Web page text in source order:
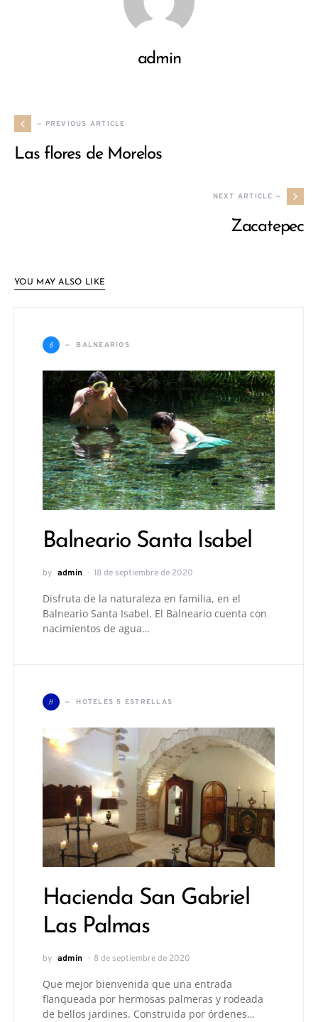
admin
— PREVIOUS ARTICLE
Las flores de Morelos
NEXT ARTICLE —
Zacatepec
YOU MAY ALSO LIKE
B BALNEARIOS
Balneario Santa Isabel
by admin 18 de septiembre de 2020
Disfruta de la naturaleza en familia, en el
Balneario Santa Isabel. El Balneario cuenta con
nacimientos de agua…
H HOTELES 5 ESTRELLAS
Hacienda San Gabriel
Las Palmas
by admin 8 de septiembre de 2020
Que mejor bienvenida que una entrada
flanqueada por hermosas palmeras y rodeada
de bellos jardines. Construida por órdenes…